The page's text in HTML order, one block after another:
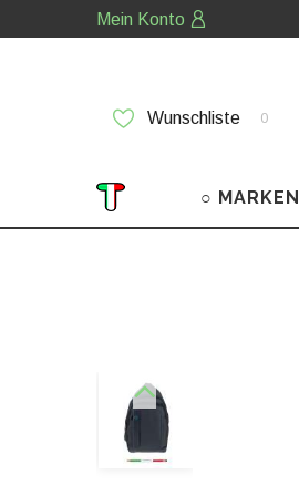
Mein Konto
Wunschliste 0
○ MARKEN